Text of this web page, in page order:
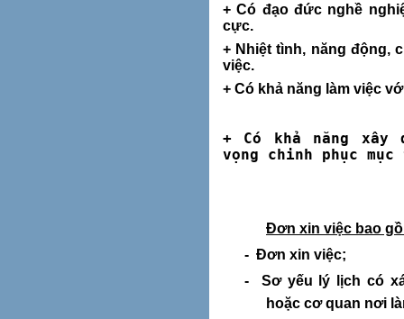
+ Có đạo đức nghề
cực.
+ Nhiệt tình, năng động,
việc.
+ Có khả năng làm việc
+ Có khả năng xây
vọng chinh phục
Đơn xin việc bao
- Đơn xin việc;
-
Sơ yếu lý lịch có
hoặc cơ quan nơi